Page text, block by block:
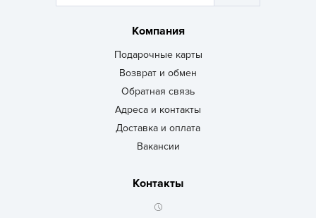
Компания
Подарочные карты
Возврат и обмен
Обратная связь
Адреса и контакты
Доставка и оплата
Вакансии
Контакты